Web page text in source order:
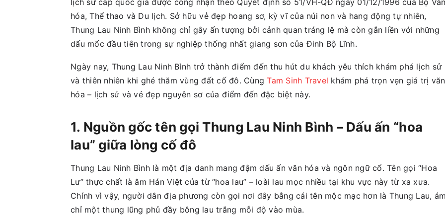
lịch sử cấp quốc gia được công nhận theo Quyết định số 51/VH-QĐ ngày 01/12/1996 của Bộ
hóa, Thể thao và Du lịch. Sở hữu vẻ đẹp hoang sơ, kỳ vĩ của núi non và hang động tự nhiên,
Thung Lau Ninh Bình không chỉ gây ấn tượng bởi cảnh quan tráng lệ mà còn gắn liền với những
dấu mốc đầu tiên trong sự nghiệp thống nhất giang sơn của Đinh Bộ Lĩnh.
Ngày nay, Thung Lau Ninh Bình trở thành điểm đến thu hút du khách yêu thích khám phá lịch sử
và thiên nhiên khi ghé thăm vùng đất cố đô. CùngTam Sinh Travel khám phá trọn vẹn giá trị văn
hóa – lịch sử và vẻ đẹp nguyên sơ của điểm đến đặc biệt này.
1. Nguồn gốc tên gọi Thung Lau Ninh Bình – Dấu ấn “hoa
lau” giữa lòng cố đô
Thung Lau Ninh Bình là một địa danh mang đậm dấu ấn văn hóa và ngôn ngữ cổ. Tên gọi “Hoa
Lư” thực chất là âm Hán Việt của từ “hoa lau” – loài lau mọc nhiều tại khu vực này từ xa xưa.
Chính vì vậy, người dân địa phương còn gọi nơi đây bằng cái tên mộc mạc hơn là Thung Lau,
chỉ một thung lũng phủ đầy bông lau trắng mỗi độ vào mùa.